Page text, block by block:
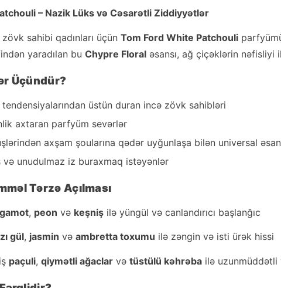
– Nazik Lüks və Cəsarətli Ziddiyyətlər
sahibi qadınları üçün Tom Ford White Patchouli
yaradılan bu Chypre Floral əsansı, ağ çiçəklərin
Üçündür?
tendensiyalarından üstün duran incə zövk sahibləri
axtaran parfyüm sevərlər
axşam şoularına qədər uyğunlaşa bilən universal
və unudulmaz iz buraxmaq istəyənlər
Tərzə Açılması
, peon və keşniş ilə yüngül və canlandırıcı başlanğıc
gül, jasmin və ambretta toxumu ilə zəngin və isti ürək hissi
paçuli, qiymətli ağaclar və tüstülü kəhrəba ilə